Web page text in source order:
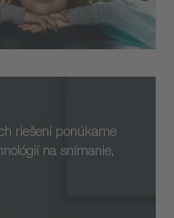
riešení ponúkame
na snímanie,